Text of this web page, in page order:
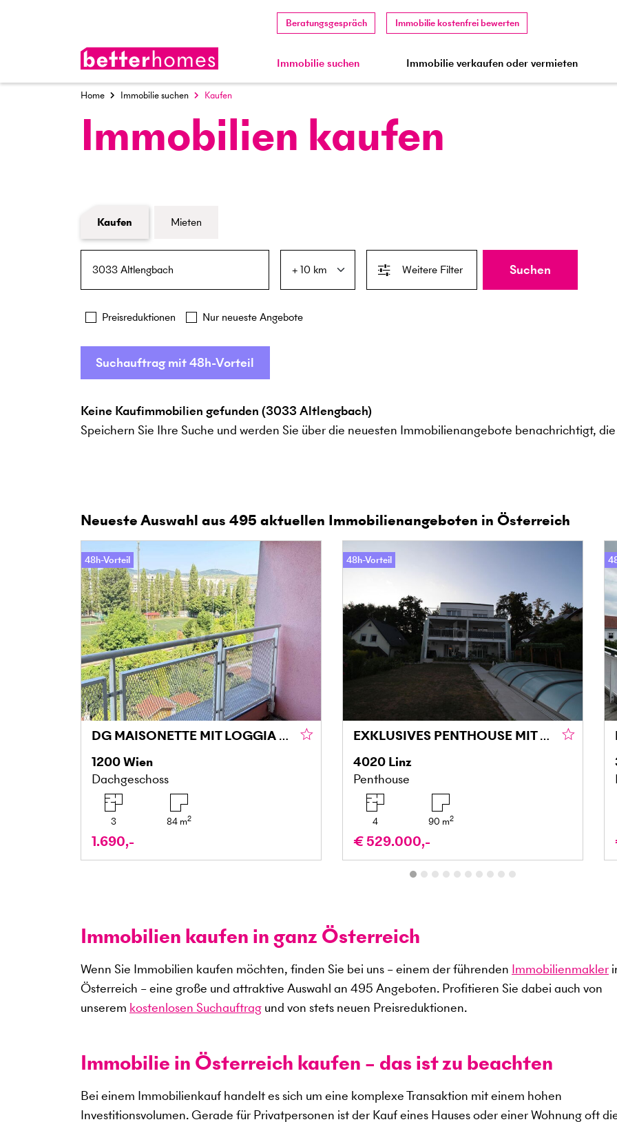
Beratungsgespräch Immobilie kostenfrei bewerten
Immobilie suchen Immobilie verkaufen oder vermieten
Home Immobilie suchen Kaufen
Immobilien kaufen
Formular Immobiliensuche
Kaufen
Mieten
Weitere Filter
Preisreduktionen Nur neueste Angebote
Suchen
Suchauftrag mit 48h-Vorteil
Keine Kaufimmobilien gefunden (3033 Altlengbach)
Speichern Sie Ihre Suche und werden Sie über die neuesten Immobilienangebote benachrichtigt,
Neueste Auswahl aus 495 aktuellen Immobilienangeboten in Österreich
48h-Vorteil
DG MAISONETTE MIT LOGGIA UND GRÜNBLICK IN DONAU NÄHE
1200Wien
Dachgeschoss
3 84 m2
1.690,-
48h-Vorteil
EXKLUSIVES PENTHOUSE MIT GROSSZÜGIGER DACHTERRASSE IN LINZ
4020 Linz
Penthouse
4 90 m2
€ 529.000,-
Immobilien kaufen in ganz Österreich
Wenn Sie Immobilien kaufen möchten, finden Sie bei uns – einem der führenden Immobilienmakler
Österreich – eine große und attraktive Auswahl an 495 Angeboten. Profitieren Sie dabei auch von
unserem kostenlosen Suchauftrag und von stets neuen Preisreduktionen.
Immobilie in Österreich kaufen – das ist zu beachten
Bei einem Immobilienkauf handelt es sich um eine komplexe Transaktion mit einem hohen
Investitionsvolumen. Gerade für Privatpersonen ist der Kauf eines Hauses oder einer Wohnung oft